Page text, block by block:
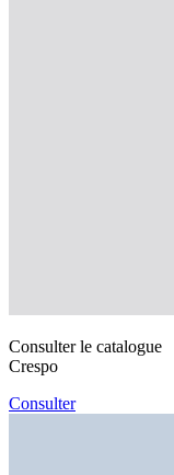
Consulter le catalogue
Crespo
Consulter